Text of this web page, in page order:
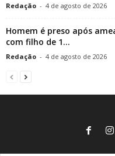
Redação - 4 de agosto de 2026
Homem é preso após
com filho de 1...
Redação - 4 de agosto de 2026